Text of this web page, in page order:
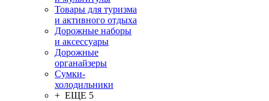
Товары для туризма
и активного отдыха
Дорожные наборы
и аксессуары
Дорожные
органайзеры
Сумки-
холодильники
+ ЕЩЕ 5